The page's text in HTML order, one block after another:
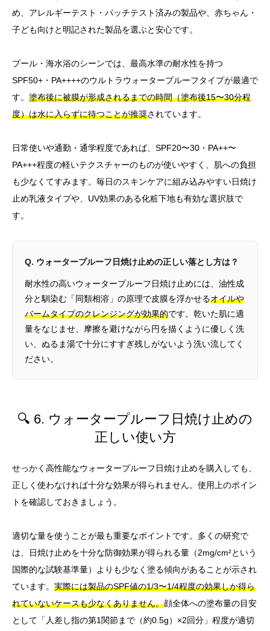
め、アレルギーテスト・パッチテスト済みの製品や、赤ちゃん・
子ども向けと明記された製品を選ぶと安心です。
プール・海水浴のシーンでは、最高水準の耐水性を持つ
SPF50+・PA++++のウルトラウォータープルーフタイプが最適で
す。 塗布後に被膜が形成されるまでの時間（塗布後15〜30分程
度）は水に入らずに待つことが推奨されています。
日常使いや通勤・通学程度であれば、SPF20〜30・PA++〜
PA+++程度の軽いテクスチャーのものが使いやすく、肌への負担
も少なくてすみます。毎日のスキンケアに組み込みやすい日焼け
止め乳液タイプや、UV効果のある化粧下地も有効な選択肢で
す。
Q. ウォータープルーフ日焼け止めの正しい落とし方は？
耐水性の高いウォータープルーフ日焼け止めには、油性成
分と馴染む「同類相溶」の原理で皮膜を浮かせるオイルや
バームタイプのクレンジングが効果的です。乾いた肌に適
量をなじませ、摩擦を避けながら円を描くように優しく洗
い、ぬるま湯で十分にすすぎ残しがないよう洗い流してく
ださい。
🔍 6. ウォータープルーフ日焼け止めの
正しい使い方
せっかく高性能なウォータープルーフ日焼け止めを購入しても、
正しく使わなければ十分な効果が得られません。使用上のポイン
トを確認しておきましょう。
適切な量を使うことが最も重要なポイントです。多くの研究で
は、日焼け止めを十分な防御効果が得られる量（2mg/cm²という
国際的な試験基準量）よりも少なく塗る傾向があることが示され
ています。 実際には製品のSPF値の1/3〜1/4程度の効果しか得ら
れていないケースも少なくありません。顔全体への塗布量の目安
として「人差し指の第1関節まで（約0.5g）×2回分」程度が適切